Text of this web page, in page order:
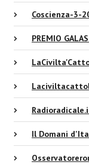
Coscienza-3-
PREMIO
Il Domani